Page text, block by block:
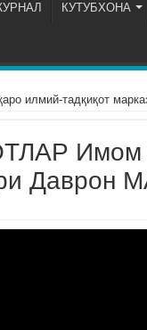
КУТУБХОНА
тадқиқот
Имом